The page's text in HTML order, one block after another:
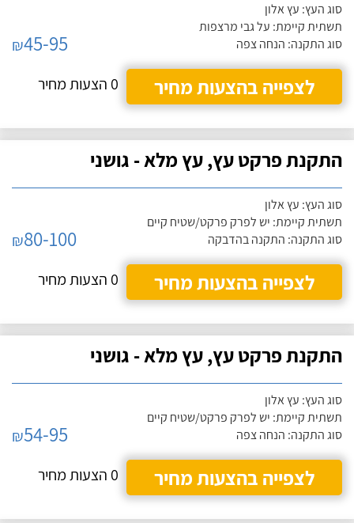
סוג העץ: עץ אלון
תשתית קיימת: על גבי מרצפות
סוג התקנה: הנחה צפה
₪45-95
לצפייה בהצעות מחיר
0 הצעות מחיר
התקנת פרקט עץ, עץ מלא - גושני
סוג העץ: עץ אלון
תשתית קיימת: יש לפרק פרקט/שטיח קיים
סוג התקנה: התקנה בהדבקה
₪80-100
לצפייה בהצעות מחיר
0 הצעות מחיר
התקנת פרקט עץ, עץ מלא - גושני
סוג העץ: עץ אלון
תשתית קיימת: יש לפרק פרקט/שטיח קיים
סוג התקנה: הנחה צפה
₪54-95
לצפייה בהצעות מחיר
0 הצעות מחיר